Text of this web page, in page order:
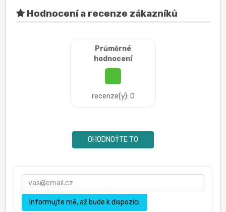
Hodnocení a recenze zákazníků
Průměrné
hodnocení
recenze(y): 0
OHODNOŤTE TO
Informujte mě, až bude k dispozici